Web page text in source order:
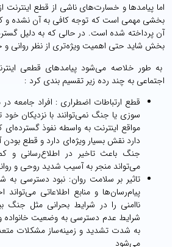
اما پیامدها و خسارت‌های ناشی از قطع اینترنت
بخشی مهمی است که توجه کافی به آن نشده و
آن پرداخته شده است. در حالی که به دلیل
بخش شاید حتی اهمیت ویژه‌تری از نظر روانی و
به طور خلاصه می‌شود پیامدهای قطعی
اجتماعی به چند رده زیر تقسیم بندی کرد :
قطع ارتباطات اضطراری : افراد جامعه
سوزی یا جنگ نمی‌توانند با نزدیکان خود
مواقع اینترنت به واسطه نفوذ
دارد نقش بسیار ویژه‌ای دارد و قطع
جنگ باعث تاخیر در اطلاع‌رسانی
می‌تواند منجر به آسیب شدید روحی و
تاثیر بر سلامت روان: نبود دسترسی به
پیام‌رسان‌ها و منابع اطلاعاتی
ناامنی را در شرایط بحرانی مثل جنگ
شرایط عدم دسترسی به وضعیت خانواده
به شدت تشدید و زمینه‌ساز مشکلات
می‌شود